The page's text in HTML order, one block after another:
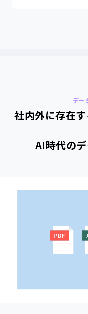
デ
社内外に存在
AI時代の